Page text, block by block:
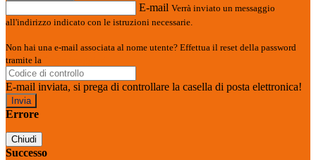
E-mail Verrà inviato un messaggio
all'indirizzo indicato con le istruzioni necessarie.
Non hai una e-mail associata al nome utente? Effettua il reset della password
tramite la
E-mail inviata, si prega di controllare la casella di posta elettronica!
Errore
Chiudi
Successo